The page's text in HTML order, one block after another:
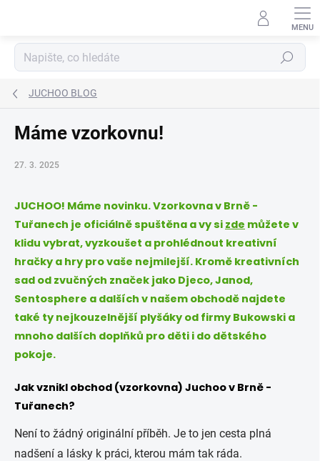
Hledat
JUCHOO BLOG
Máme vzorkovnu!
27. 3. 2025
JUCHOO! Máme novinku. Vzorkovna v Brně -
Tuřanech je oficiálně spuštěna a vy si zde můžete v
klidu vybrat, vyzkoušet a prohlédnout kreativní
hračky a hry pro vaše nejmilejší. Kromě kreativních
sad od zvučných značek jako Djeco, Janod,
Sentosphere a dalších v našem obchodě najdete
také ty nejkouzelnější plyšáky od firmy Bukowski a
mnoho dalších doplňků pro děti i do dětského
pokoje.
Jak vznikl obchod (vzorkovna) Juchoo v Brně -
Tuřanech?
Není to žádný originální příběh. Je to jen cesta plná
nadšení a lásky k práci, kterou mám tak ráda.